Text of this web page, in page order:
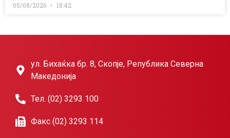
05/08/2026 18:42
ул. Бихаќка бр. 8, Скопје, Република Северна
Македонија
Тел. (02) 3293 100
Факс (02) 3293 114